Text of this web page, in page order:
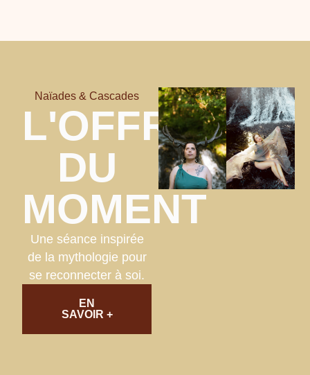
Naïades & Cascades
L'OFFRE
DU
MOMENT
Une séance inspirée
de la mythologie pour
se reconnecter à soi.
EN
SAVOIR +